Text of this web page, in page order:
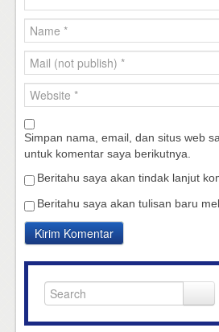
Simpan nama, email, dan situs web
untuk komentar saya berikutnya.
Beritahu saya akan tindak lanjut
Beritahu saya akan tulisan baru